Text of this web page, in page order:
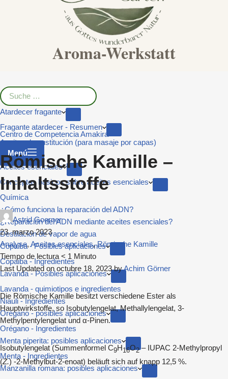
Aroma-Werkstatt
Atardecer fragante
Fragante atardecer - Resumen
Aceites de sustitución (para masaje por capas)
El botiquín
Aceites esenciales
Conceptos básicos sobre aceites esenciales
Química
¿Cómo funciona la reparación del ADN?
¿Reparación del ADN mediante aceites esenciales?
Destilación de vapor de agua
Copaiba - Posibles aplicaciones
Copaiba - Ingredientes
Lavanda - Posibles aplicaciones
Lavanda - quimiotipos e ingredientes
Niauli - Ingredientes
Orégano - posibles aplicaciones
Orégano - Ingredientes
Menta piperita: posibles aplicaciones
Menta - Ingredientes
Manzanilla romana: posibles aplicaciones
Centro de Competencia Amakira
Menú
Römische Kamille –
Inhaltsstoffe
Astrid Goerner
23. marzo 2023
Analyse, Aceites esenciales,Römische Kamille
Tiempo de lectura < 1 Minuto
Last Updated on octubre 18, 2023 byAchim Görner
Die Römische Kamille besitzt verschiedene Ester als
Hauptwirkstoffe, so Isobutylengelat, Methallylengelat, 3-
Methylpentylengelat und α-Pinen.
Isobutylengelat (Summenformel C9H16O2– IUPAC 2-Methylpropyl
(Z.) -2-Methylbut-2-enoat) beläuft sich auf knapp 12,5 %.